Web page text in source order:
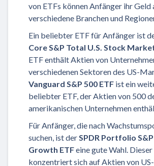
von ETFs können Anfänger ihr Geld
verschiedene Branchen und
Ein beliebter ETF für Anfänger ist
Core S&P Total U.S. Stock
ETF enthält Aktien von
verschiedenen Sektoren des US-
Vanguard S&P 500 ETF ist ein
beliebter ETF, der Aktien von 500
amerikanischen Unternehmen
Für Anfänger, die nach
suchen, ist der SPDR Portfolio
Growth ETFeine gute Wahl.
konzentriert sich auf Aktien von US-